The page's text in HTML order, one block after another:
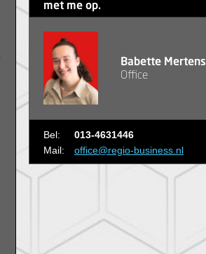
met me op.
Babette Mertens
Office
Bel:
013-4631446
Mail:
office@regio-business.nl